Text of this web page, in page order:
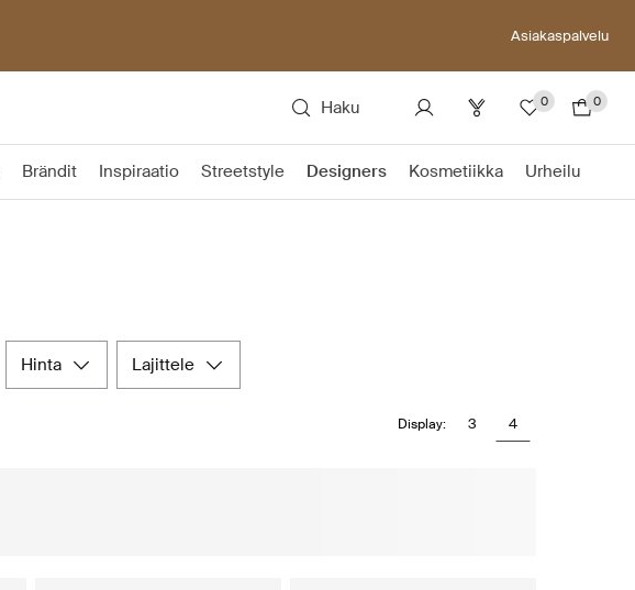
Asiakaspalvelu
Haku 0 0
Brändit Inspiraatio Streetstyle Designers Kosmetiikka Urheilu
hinta lajittele
Display: 3 4